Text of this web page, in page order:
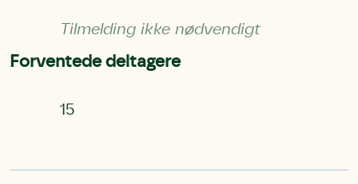
Tilmelding ikke nødvendigt
Forventede deltagere
15